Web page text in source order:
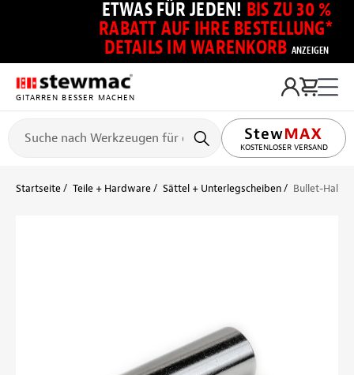
ETWAS FÜR JEDEN! BIS ZU 30 %
RABATT AUF IHRE BESTELLUNG*
DETAILS IM WARENKORB ANZEIGEN
GITARREN BESSER MACHEN
KOSTENLOSER VERSAND
Startseite Teile + Hardware Sättel + Unterlegscheiben Bullet-